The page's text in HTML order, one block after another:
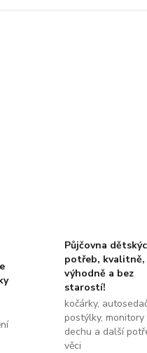
Půjčovna
potřeb, kvalitně,
výhodně a bez
starostí!
kočárky,
postýlky, monitory
dechu a další
věci